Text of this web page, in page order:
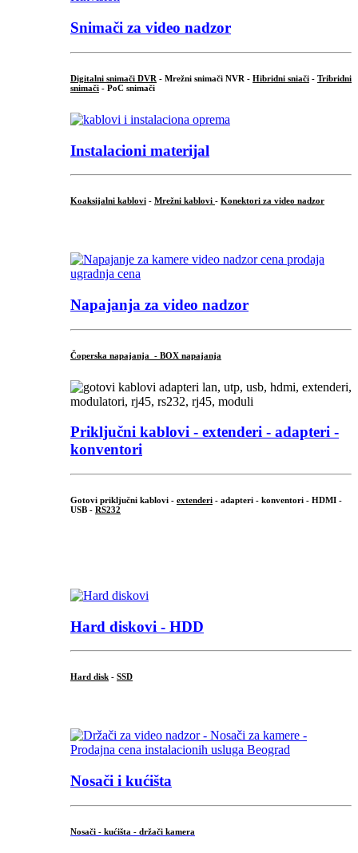
Snimači za video nadzor
Digitalni snimači DVR - Mrežni snimači NVR - Hibridni sniači - Tribridni
snimači - PoC snimači
Instalacioni materijal
Koaksijalni kablovi - Mrežni kablovi - Konektori za video nadzor
Napajanja za video nadzor
Čoperska napajanja - BOX napajanja
Priključni kablovi - extenderi - adapteri -
konventori
Gotovi priključni kablovi - extenderi - adapteri - konventori - HDMI -
USB - RS232
Hard diskovi - HDD
Hard disk - SSD
Nosači i kućišta
Nosači - kućišta - držači kamera